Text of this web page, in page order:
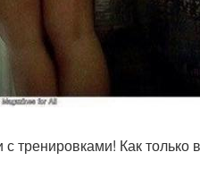
тренировками! Как только